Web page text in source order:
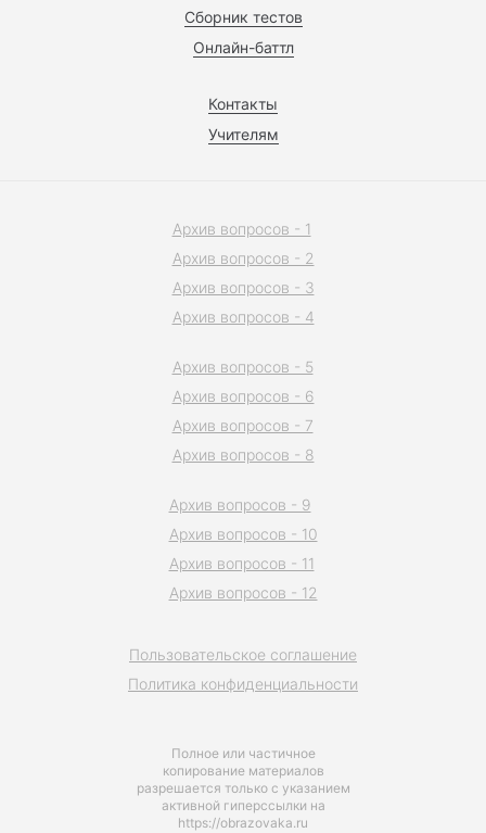
Сборник тестов
Онлайн-баттл
Контакты
Учителям
Полное или частичное
копирование материалов
разрешается только с указанием
активной гиперссылки на
https://obrazovaka.ru
Пользовательское соглашение
Политика конфиденциальности
Архив вопросов - 1
Архив вопросов - 2
Архив вопросов - 3
Архив вопросов - 4
Архив вопросов - 5
Архив вопросов - 6
Архив вопросов - 7
Архив вопросов - 8
Архив вопросов - 9
Архив вопросов - 10
Архив вопросов - 11
Архив вопросов - 12